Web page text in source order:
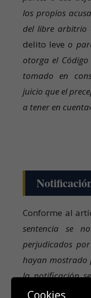
los propios
del libre arbitrio
delito leve o
otorga el
tomado en
juicio que el
a tener en cuenta
Conforme al
sentencia se
perjudicados
hayan mostrado
la notificación
procedentes
Cookies